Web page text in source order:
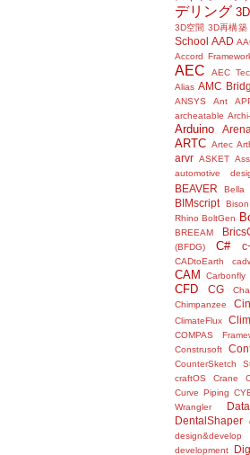
デリング
3D空間 3D再構築
School AAD
Accord
AEC
AEC
Alias AMC
ANSYS Ant
archeatable
Arduino
ARTC Artec
arvr ASKET
automotive
BEAVER Bella
BIMscript
Bison
Rhino BoltGen
BREEAM
(BFDG) C#
CADtoEarth
CAM Carbonfly
CFD CG
Chimpanzee
ClimateFlux
COMPAS
Construsoft
CounterSketch
craftOS
Crane
Curve Piping
Wrangler
DentalShaper
design&develop
development